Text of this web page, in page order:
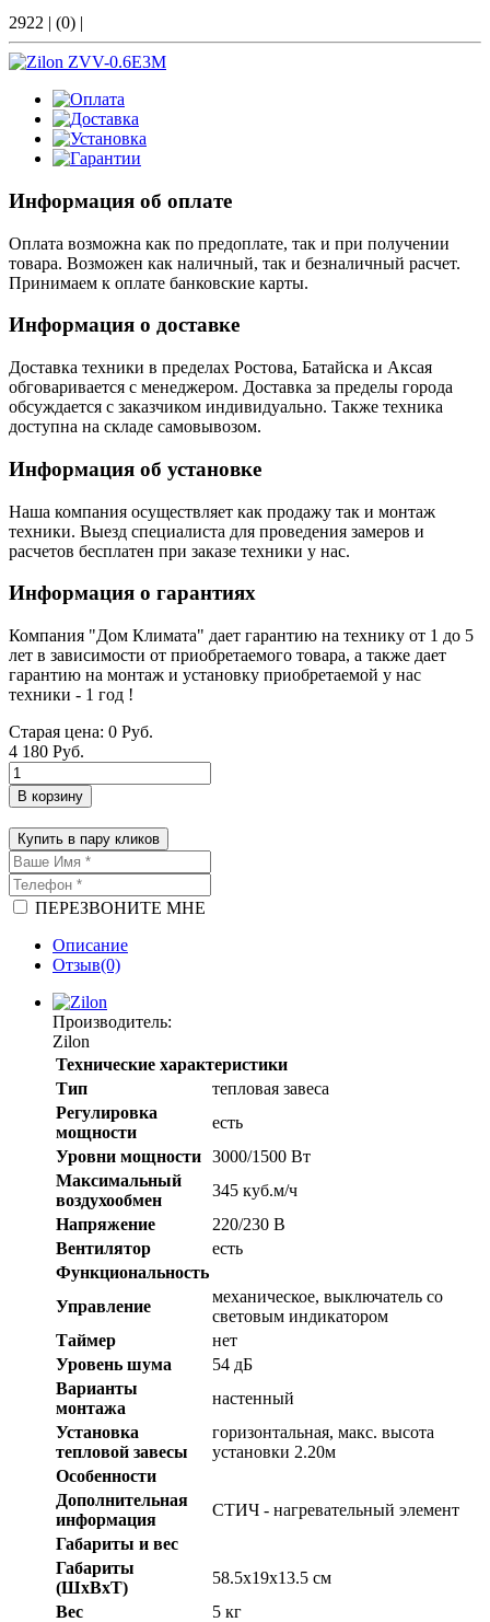
2922 | (0) |
Информация об оплате
Оплата возможна как по предоплате, так и при получении
товара. Возможен как наличный, так и безналичный расчет.
Принимаем к оплате банковские карты.
Информация о доставке
Доставка техники в пределах Ростова, Батайска и Аксая
обговаривается с менеджером. Доставка за пределы города
обсуждается с заказчиком индивидуально. Также техника
доступна на складе самовывозом.
Информация об установке
Наша компания осуществляет как продажу так и монтаж
техники. Выезд специалиста для проведения замеров и
расчетов бесплатен при заказе техники у нас.
Информация о гарантиях
Компания "Дом Климата" дает гарантию на технику от 1 до 5
лет в зависимости от приобретаемого товара, а также дает
гарантию на монтаж и установку приобретаемой у нас
техники - 1 год !
Старая цена: 0 Руб.
4 180 Руб.
В корзину
Купить в пару кликов
ПЕРЕЗВОНИТЕ МНЕ
Описание
Отзыв(0)
Производитель:
Zilon
Технические характеристики
Тип
тепловая завеса
Регулировка
мощности
есть
Уровни мощности 3000/1500 Вт
Максимальный
воздухообмен
345 куб.м/ч
Напряжение
220/230 В
Вентилятор
есть
Функциональность
Управление
механическое, выключатель со
световым индикатором
Таймер
нет
Уровень шума
54 дБ
Варианты
монтажа
настенный
Установка
тепловой завесы
горизонтальная, макс. высота
установки 2.20м
Особенности
Дополнительная
информация
СТИЧ - нагревательный элемент
Габариты и вес
Габариты
(ШхВхТ)
58.5x19x13.5 см
Вес
5 кг